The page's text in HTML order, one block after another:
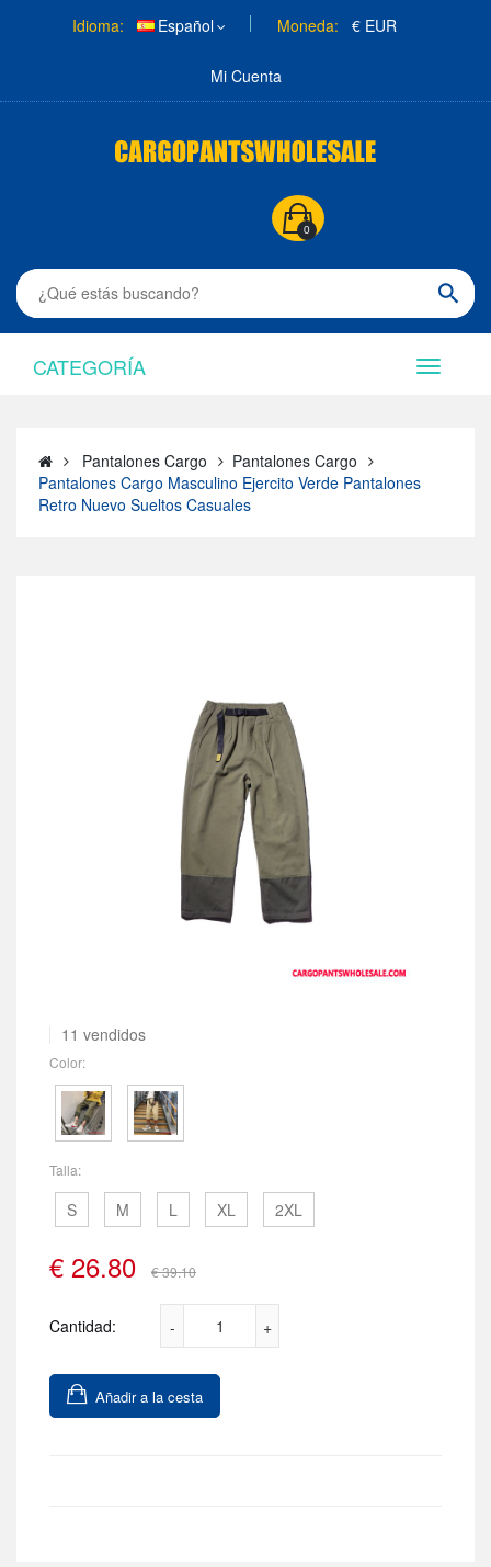
Idioma: Español Moneda: € EUR
Mi Cuenta
0
CATEGORÍA
Pantalones Cargo
Pantalones Cargo
Pantalones Cargo Masculino Ejercito Verde Pantalones
Retro Nuevo Sueltos Casuales
11 vendidos
Color:
Talla:
S M L XL 2XL
€ 26.80 € 39.10
Cantidad:
Añadir a la cesta